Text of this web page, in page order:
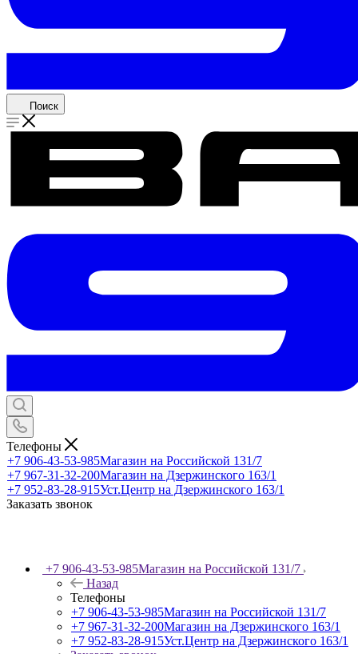
Поиск
Телефоны
+7 906-43-53-985Магазин на Российской 131/7
+7 967-31-32-200Магазин на Дзержинского 163/1
+7 952-83-28-915Уст.Центр на Дзержинского 163/1
Заказать звонок
+7 906-43-53-985Магазин на Российской 131/7
Назад
Телефоны
+7 906-43-53-985Магазин на Российской 131/7
+7 967-31-32-200Магазин на Дзержинского 163/1
+7 952-83-28-915Уст.Центр на Дзержинского 163/1